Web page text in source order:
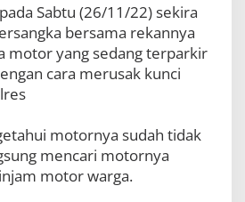
u
n
g
a
n
J
m
Sabtu (26/11/22) sekira
bersama rekannya
motor yang sedang terparkir
cara merusak kunci
motornya sudah tidak
mencari motornya
motor warga.